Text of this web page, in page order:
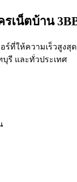
เน็ตบ้าน
ร์ที่ให้ความเร็วสูงสุ
รี และทั่วประเทศ